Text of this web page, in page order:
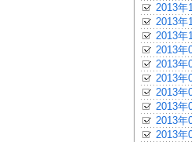
2013年
2013年
2013年
2013年
2013年
2013年
2013年
2013年
2013年
2013年